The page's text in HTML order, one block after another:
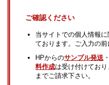
ご確認ください
当サイトでの個人情報
ております。ご入力の前
HPからのサンプル発送 ・
料作成は受け付けており
までご請求下さい。